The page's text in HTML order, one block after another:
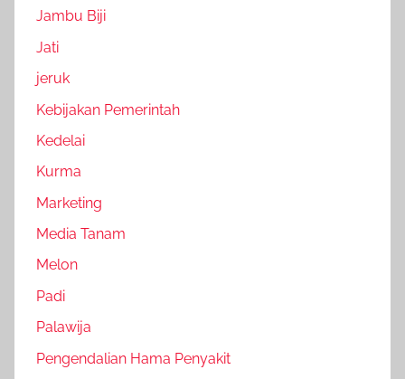
Jambu Biji
Jati
jeruk
Kebijakan Pemerintah
Kedelai
Kurma
Marketing
Media Tanam
Melon
Padi
Palawija
Pengendalian Hama Penyakit